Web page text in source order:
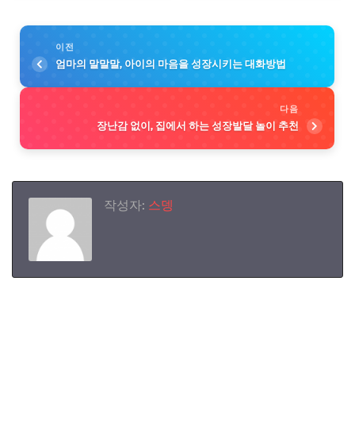
이전
엄마의 말말말, 아이의 마음을 성장시키는 대화방법
다음
장난감 없이, 집에서 하는 성장발달 놀이 추천
작성자: 스뎅